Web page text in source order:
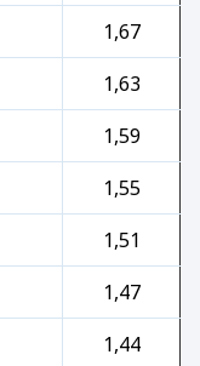
1,67
1,63
1,59
1,55
1,51
1,47
1,44